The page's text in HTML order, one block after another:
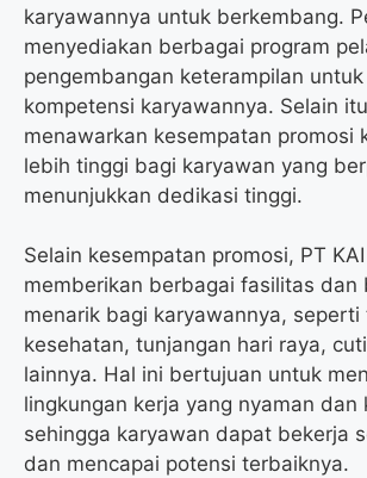
karyawannya untuk berkembang.
menyediakan berbagai program
pengembangan keterampilan
kompetensi karyawannya. Selain
menawarkan kesempatan promosi
lebih tinggi bagi karyawan yang
menunjukkan dedikasi tinggi.
Selain kesempatan promosi, PT
memberikan berbagai fasilitas dan
menarik bagi karyawannya, seperti
kesehatan, tunjangan hari raya,
lainnya. Hal ini bertujuan untuk
lingkungan kerja yang nyaman dan
sehingga karyawan dapat bekerja
dan mencapai potensi terbaiknya.